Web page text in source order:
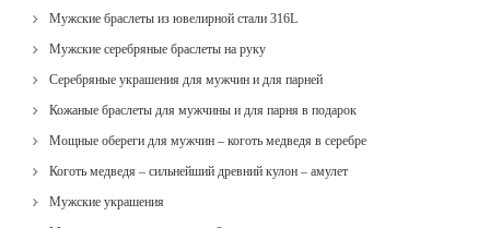
Мужские браслеты из ювелирной стали 316L
Мужские серебряные браслеты на руку
Серебряные украшения для мужчин и для парней
Кожаные браслеты для мужчины и для парня в подарок
Мощные обереги для мужчин – коготь медведя в серебре
Коготь медведя – сильнейший древний кулон – амулет
Мужские украшения